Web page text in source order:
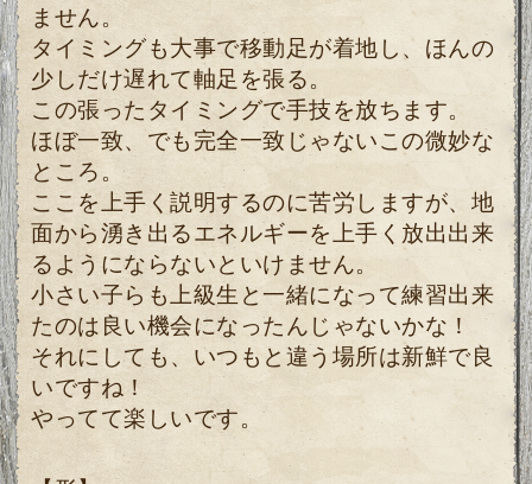
ません。
タイミングも大事で移動足が着地し、ほんの
少しだけ遅れて軸足を張る。
この張ったタイミングで手技を放ちます。
ほぼ一致、でも完全一致じゃないこの微妙な
ところ。
ここを上手く説明するのに苦労しますが、地
面から湧き出るエネルギーを上手く放出出来
るようにならないといけません。
小さい子らも上級生と一緒になって練習出来
たのは良い機会になったんじゃないかな！
それにしても、いつもと違う場所は新鮮で良
いですね！
やってて楽しいです。